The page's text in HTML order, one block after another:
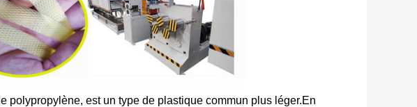
polypropylène, est un type de plastique commun plus léger.En